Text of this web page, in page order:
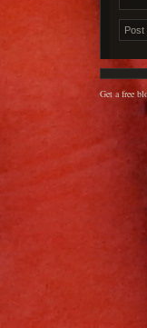
Get a free